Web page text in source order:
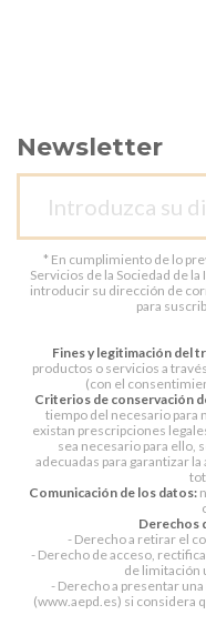
Newsletter
* En cumplimiento de lo
Servicios de la Sociedad de
introducir su dirección de
para
Fines y legitimación del
productos o servicios a
(con el
Criterios de conservación
tiempo del necesario para
existan prescripciones
sea necesario para ello,
adecuadas para garantizar
Comunicación de los datos:
Derechos
- Derecho a retirar el
- Derecho de acceso,
de limitación
- Derecho a presentar
(www.aepd.es) si considera